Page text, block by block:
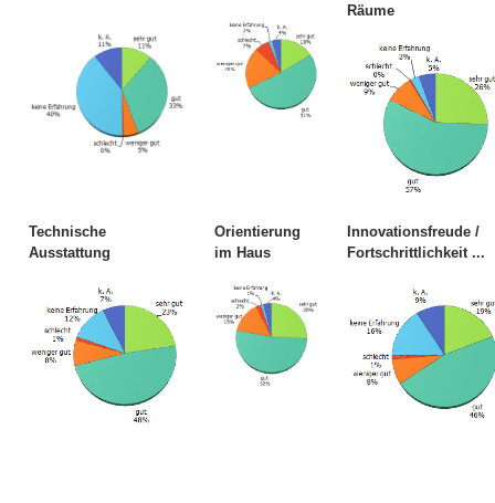
Räume
Technische
Ausstattung
Orientierung
im Haus
Innovationsfreude /
Fortschrittlichkeit ...